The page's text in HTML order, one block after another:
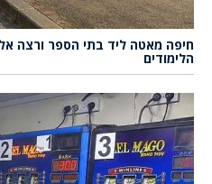
חיפה מאטה ליד בתי הספר ורצה
הלימודים